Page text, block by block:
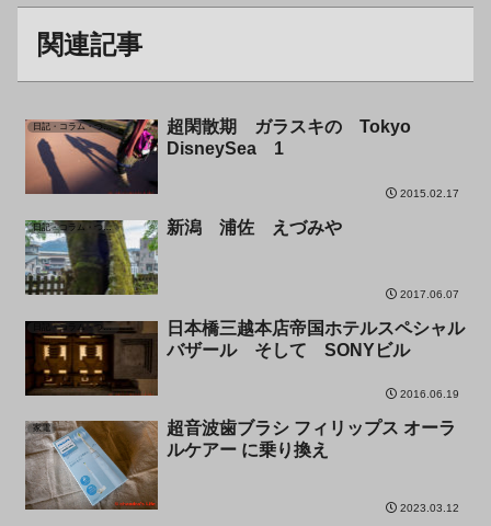
関連記事
日記・コラム・つぶやき
超閑散期 ガラスキの Tokyo
DisneySea 1
2015.02.17
日記・コラム・つぶやき 新潟 浦佐 えづみや
2017.06.07
日記・コラム・つぶやき
日本橋三越本店帝国ホテルスペシャル
バザール そして SONYビル
2016.06.19
家電
超音波歯ブラシ フィリップス オーラ
ルケアー に乗り換え
2023.03.12